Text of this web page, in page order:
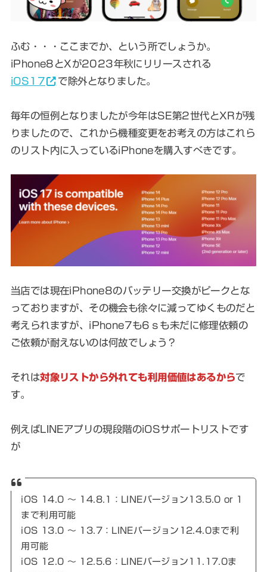
ふむ・・・ここまでか、という所でしょうか。
iPhone8とXが2023年秋にリリースされる
iOS17
で除外となりました。
毎年の恒例となりましたが今年はSE第2世代とXRが残
りましたので、これから機種変更をお考えの方はこれら
のリスト内に入っているiPhoneを購入すべきです。
当店では現在iPhone8のバッテリー交換がピークとな
っておりますが、その機会も徐々に減ってゆくものだと
考えられますが、iPhone7も6ｓも未だに修理依頼の
ご依頼が耐えないのは何故でしょう？
それは対象リストから外れても利用価値はあるからで
す。
例えばLINEアプリの現段階のiOSサポートリストです
が
iOS 14.0 ～ 14.8.1：LINEバージョン13.5.0 or 1
まで利用可能
iOS 13.0 ～ 13.7：LINEバージョン12.4.0まで利
用可能
iOS 12.0 ～ 12.5.6：LINEバージョン11.17.0ま